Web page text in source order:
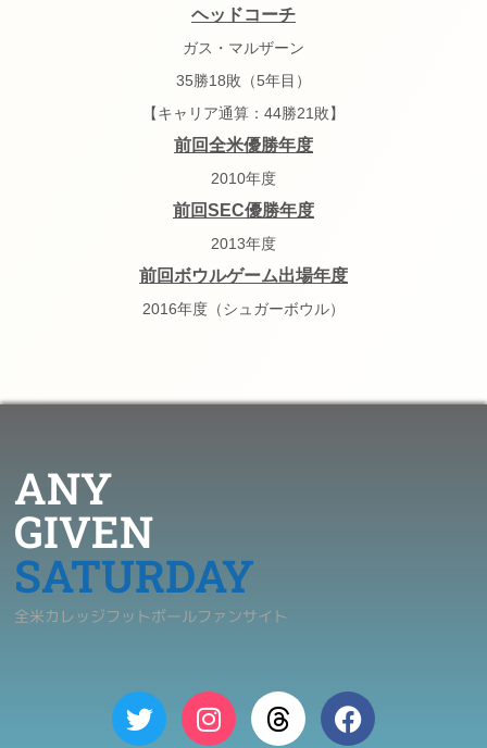
ヘッドコーチ
ガス・マルザーン
35勝18敗（5年目）
【キャリア通算：44勝21敗】
前回全米優勝年度
2010年度
前回SEC優勝年度
2013年度
前回ボウルゲーム出場年度
2016年度（シュガーボウル）
ANY
GIVEN
SATURDAY
全米カレッジフットボールファンサイト